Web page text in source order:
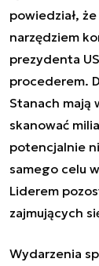
powiedział,
narzędziem
prezydenta
procederem.
Stanach mają
skanować
potencjalnie
samego celu
Liderem
zajmujących
Wydarzenia